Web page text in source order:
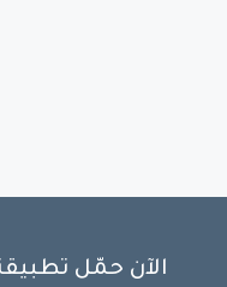
الآن حمّل